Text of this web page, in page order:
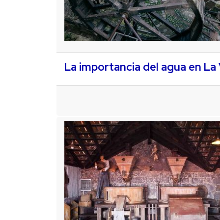
La importancia del agua en La